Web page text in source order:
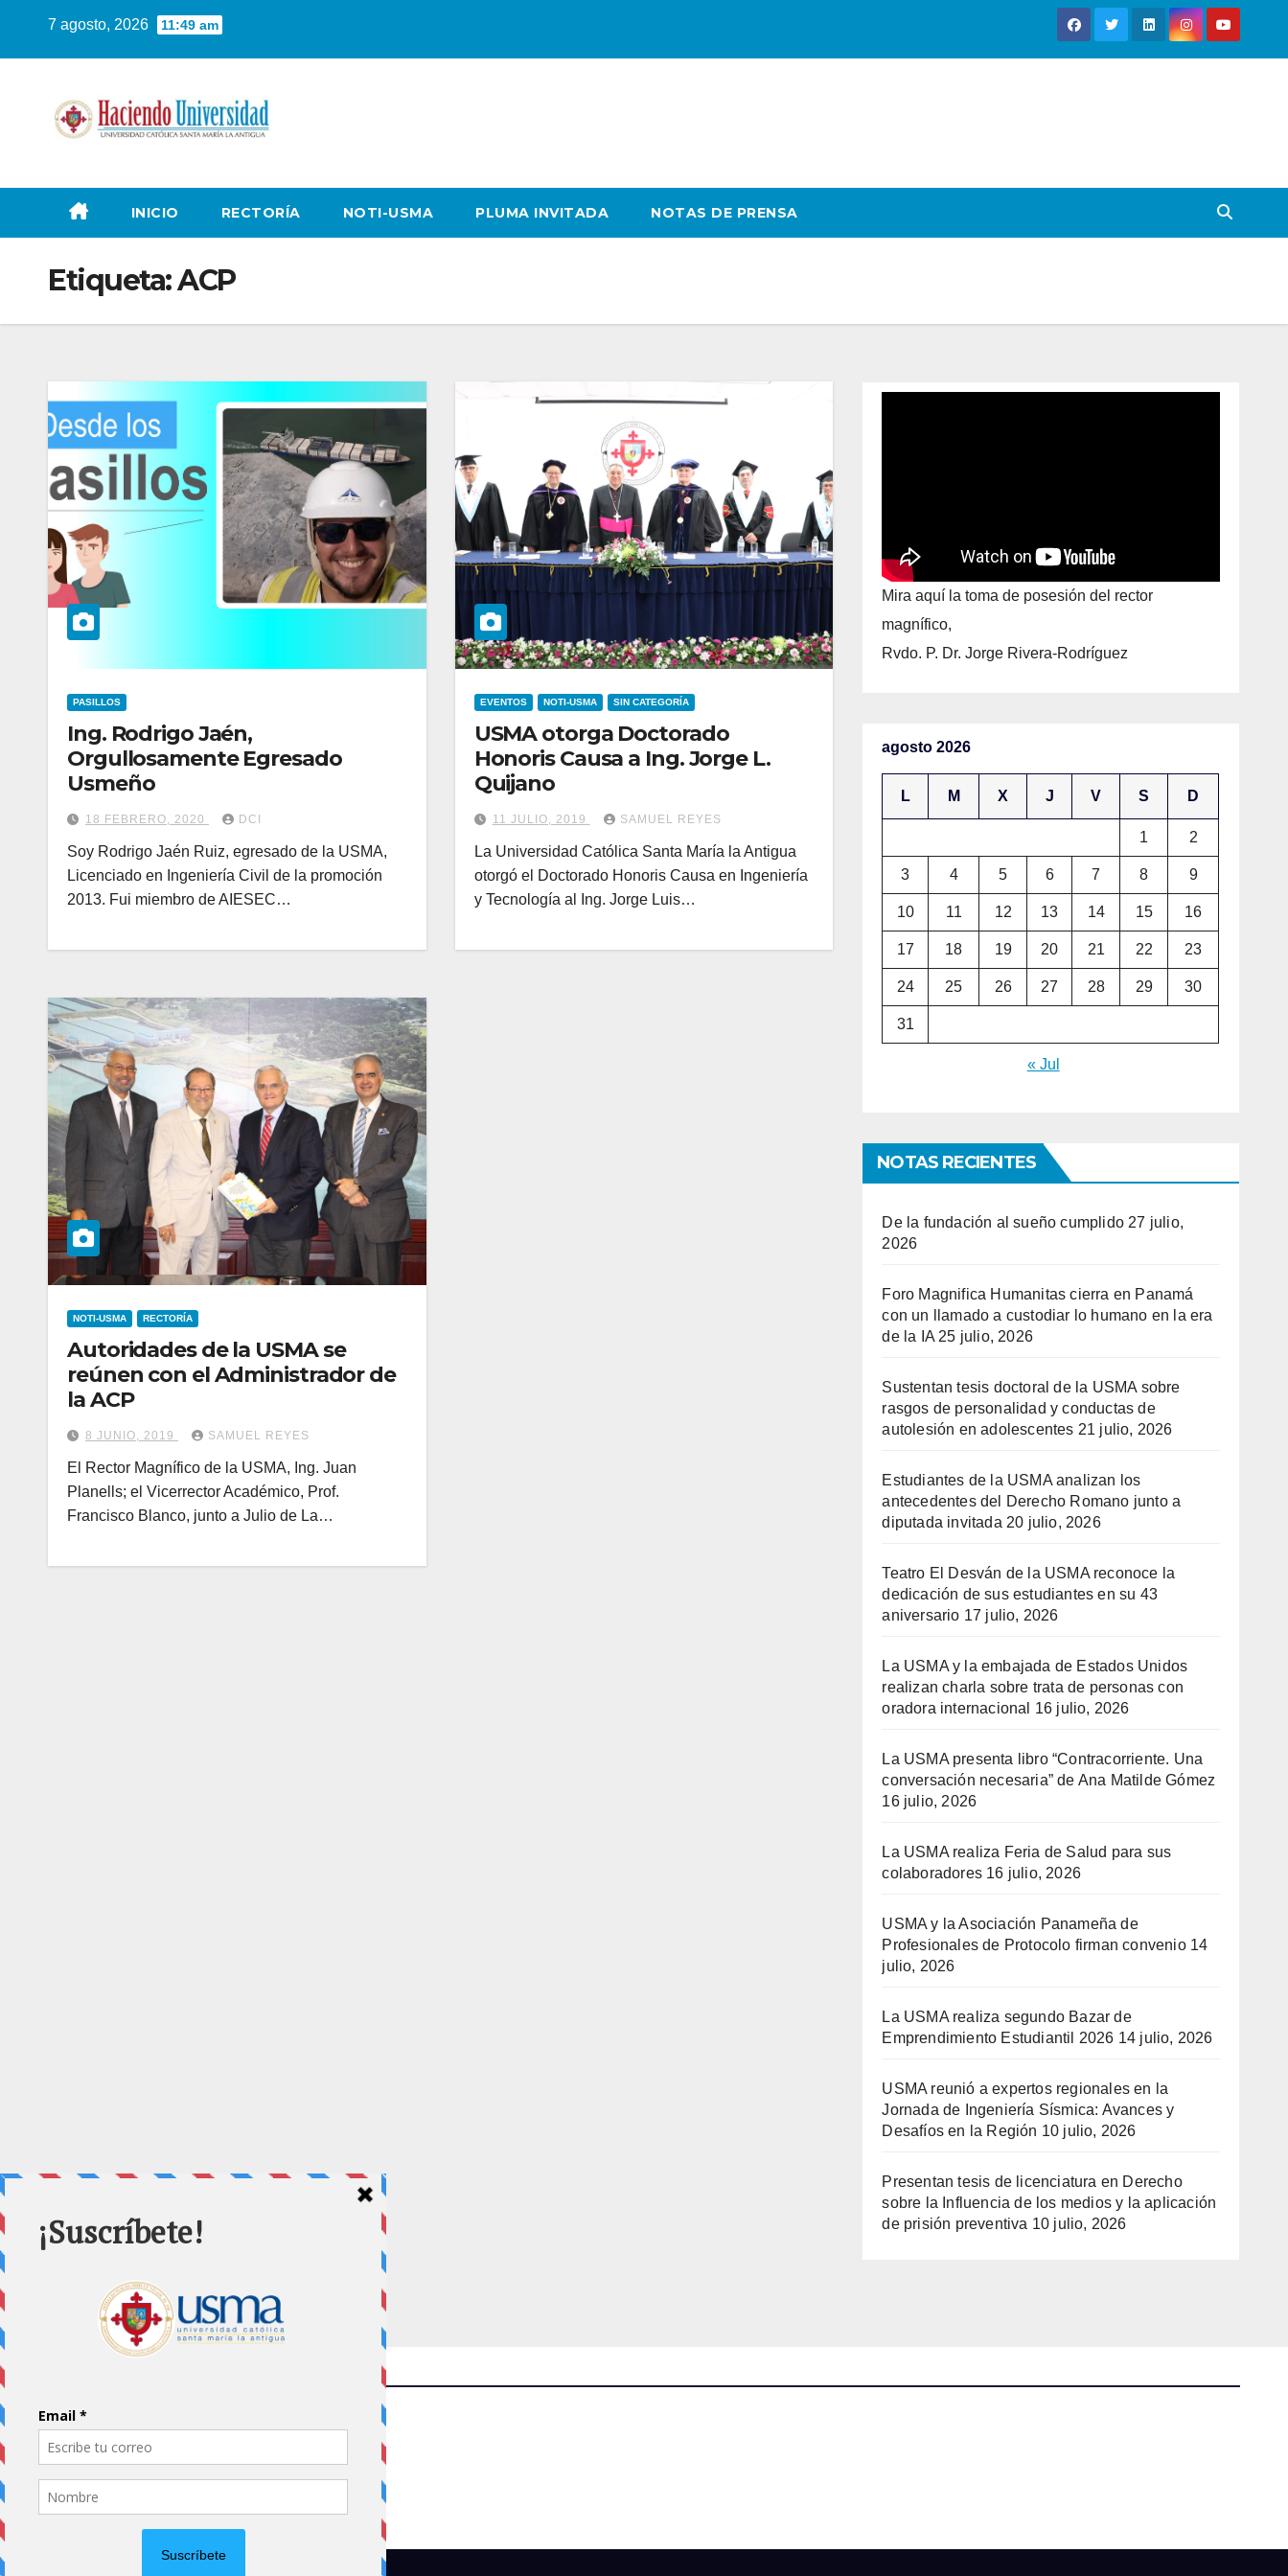
7 agosto, 2026 11:49 am
INICIO RECTORÍA NOTI-USMA PLUMA INVITADA NOTAS DE PRENSA
Etiqueta:ACP
PASILLOS
Ing. Rodrigo Jaén,
Orgullosamente Egresado
Usmeño
18 FEBRERO, 2020 DCI
Soy Rodrigo Jaén Ruiz, egresado de la USMA,
Licenciado en Ingeniería Civil de la promoción
2013. Fui miembro de AIESEC…
EVENTOS NOTI-USMA SIN CATEGORÍA
USMA otorga Doctorado
Honoris Causa a Ing. Jorge L.
Quijano
11 JULIO, 2019 SAMUEL REYES
La Universidad Católica Santa María la Antigua
otorgó el Doctorado Honoris Causa en Ingeniería
y Tecnología al Ing. Jorge Luis…
NOTI-USMA RECTORÍA
Autoridades de la USMA se
reúnen con el Administrador de
la ACP
8 JUNIO, 2019 SAMUEL REYES
El Rector Magnífico de la USMA, Ing. Juan
Planells; el Vicerrector Académico, Prof.
Francisco Blanco, junto a Julio de La…
Mira aquí la toma de posesión del rector
magnífico,
Rvdo. P. Dr. Jorge Rivera-Rodríguez
agosto 2026
L M X J V S D
1 2
3 4 5 6 7 8 9
10 11 12 13 14 15 16
17 18 19 20 21 22 23
24 25 26 27 28 29 30
31
« Jul
NOTAS RECIENTES
De la fundación al sueño cumplido 27 julio,
2026
Foro Magnifica Humanitas cierra en Panamá
con un llamado a custodiar lo humano en la era
de la IA 25 julio, 2026
Sustentan tesis doctoral de la USMA sobre
rasgos de personalidad y conductas de
autolesión en adolescentes 21 julio, 2026
Estudiantes de la USMA analizan los
antecedentes del Derecho Romano junto a
diputada invitada 20 julio, 2026
Teatro El Desván de la USMA reconoce la
dedicación de sus estudiantes en su 43
aniversario 17 julio, 2026
La USMA y la embajada de Estados Unidos
realizan charla sobre trata de personas con
oradora internacional
16 julio, 2026
La USMA presenta libro “Contracorriente. Una
conversación necesaria” de Ana Matilde Gómez
16 julio, 2026
La USMA realiza Feria de Salud para sus
colaboradores 16 julio, 2026
USMA y la Asociación Panameña de
Profesionales de Protocolo firman convenio 14
julio, 2026
La USMA realiza segundo Bazar de
Emprendimiento Estudiantil 2026 14 julio, 2026
USMA reunió a expertos regionales en la
Jornada de Ingeniería Sísmica: Avances y
Desafíos en la Región 10 julio, 2026
Presentan tesis de licenciatura en Derecho
sobre la Influencia de los medios y la aplicación
de prisión preventiva 10 julio, 2026